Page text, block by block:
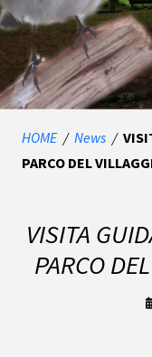
HOME / News /
PARCO DEL
VISITA
PARCO